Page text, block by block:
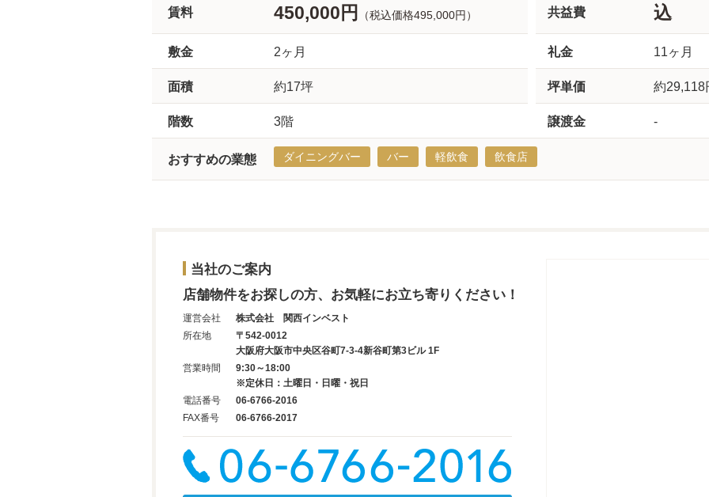
賃料 450,000円 （税込価格495,000円） 共益費 込
敷金 2ヶ月 礼金 11ヶ月
面積 約17坪 坪単価 約29,118
階数 3階 譲渡金 -
おすすめの業態 ダイニングバー バー 軽飲食 飲食店
当社のご案内
店舗物件をお探しの方、お気軽にお立ち寄りください！
運営会社
株式会社 関西インベスト
所在地
〒542-0012
大阪府大阪市中央区谷町7-3-4新谷町第3ビル 1F
営業時間
9:30～18:00
※定休日：土曜日・日曜・祝日
電話番号
06-6766-2016
FAX番号
06-6766-2017